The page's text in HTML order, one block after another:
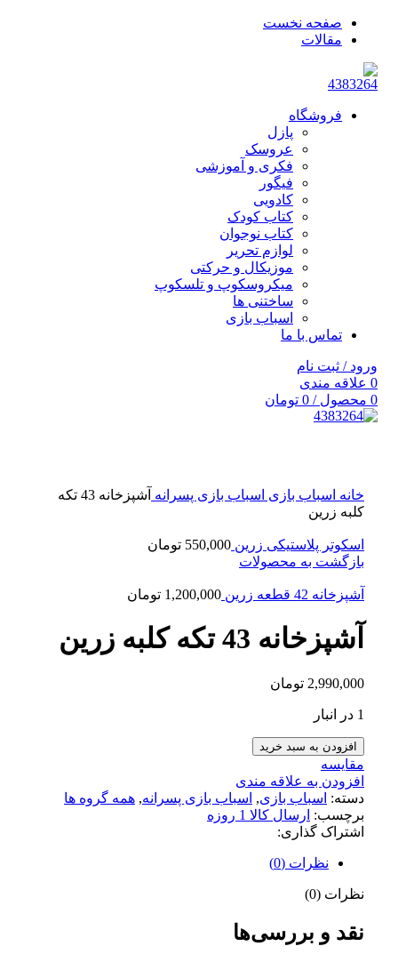
صفحه نخست
مقالات
فروشگاه
پازل
عروسک
فکری و آموزشی
فیگور
کادویی
کتاب کودک
کتاب نوجوان
لوازم تحریر
موزیکال و حرکتی
میکروسکوپ و تلسکوپ
ساختنی ها
اسباب بازی
تماس با ما
ورود / ثبت نام
0 علاقه مندی
0 محصول /
0 تومان
خانه اسباب بازی اسباب بازی پسرانه
آشپزخانه 43 تكه
کلبه زرین
اسکوتر پلاستیکی زرین 550,000 تومان
بازگشت به محصولات
آشپزخانه 42 قطعه زرین 1,200,000 تومان
آشپزخانه 43 تكه کلبه زرین
2,990,000 تومان
1 در انبار
افزودن به سبد خرید
مقایسه
افزودن به علاقه مندی
دسته: اسباب بازی, اسباب بازی پسرانه, همه گروه ها
برچسب: ارسال كالا 1 روزه
اشتراک گذاری:
نظرات (0)
نظرات (0)
نقد و بررسی‌ها